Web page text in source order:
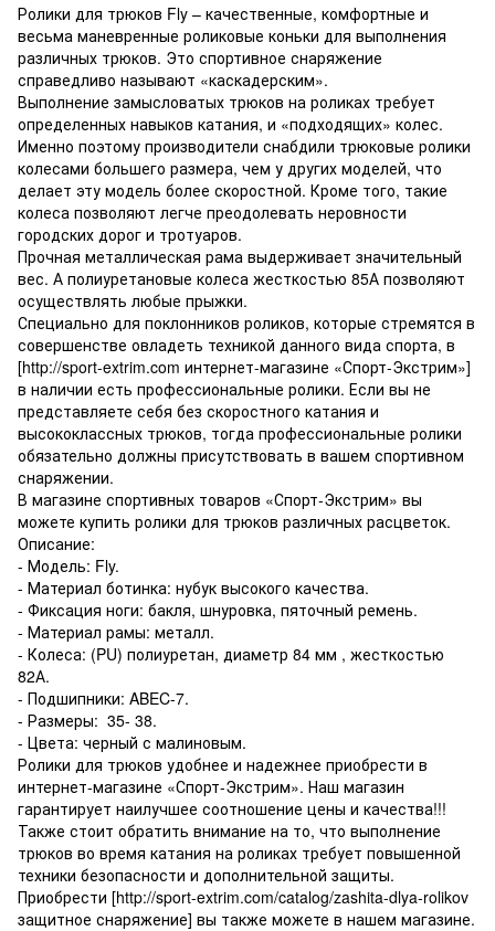
Ролики для трюков Fly – качественные, комфортные и
весьма маневренные роликовые коньки для выполнения
различных трюков. Это спортивное снаряжение
справедливо называют «каскадерским».
Выполнение замысловатых трюков на роликах требует
определенных навыков катания, и «подходящих» колес.
Именно поэтому производители снабдили трюковые ролики
колесами большего размера, чем у других моделей, что
делает эту модель более скоростной. Кроме того, такие
колеса позволяют легче преодолевать неровности
городских дорог и тротуаров.
Прочная металлическая рама выдерживает значительный
вес. А полиуретановые колеса жесткостью 85А позволяют
осуществлять любые прыжки.
Специально для поклонников роликов, которые стремятся в
совершенстве овладеть техникой данного вида спорта, в
[http://sport-extrim.com интернет-магазине «Спорт-Экстрим»]
в наличии есть профессиональные ролики. Если вы не
представляете себя без скоростного катания и
высококлассных трюков, тогда профессиональные ролики
обязательно должны присутствовать в вашем спортивном
снаряжении.
В магазине спортивных товаров «Спорт-Экстрим» вы
можете купить ролики для трюков различных расцветок.
Описание:
- Модель: Fly.
- Материал ботинка: нубук высокого качества.
- Фиксация ноги: бакля, шнуровка, пяточный ремень.
- Материал рамы: металл.
- Колеса: (PU) полиуретан, диаметр 84 мм , жесткостью
82А.
- Подшипники: ABEC-7.
- Размеры: 35- 38.
- Цвета: черный с малиновым.
Ролики для трюков удобнее и надежнее приобрести в
интернет-магазине «Спорт-Экстрим». Наш магазин
гарантирует наилучшее соотношение цены и качества!!!
Также стоит обратить внимание на то, что выполнение
трюков во время катания на роликах требует повышенной
техники безопасности и дополнительной защиты.
Приобрести [http://sport-extrim.com/catalog/zashita-dlya-rolikov
защитное снаряжение] вы также можете в нашем магазине.